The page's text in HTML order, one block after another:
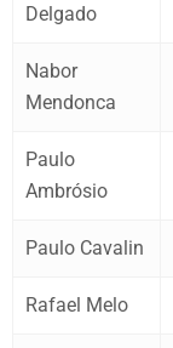
Delgado
Nabor
Mendonca
Paulo
Ambrósio
Paulo Cavalin
Rafael Melo